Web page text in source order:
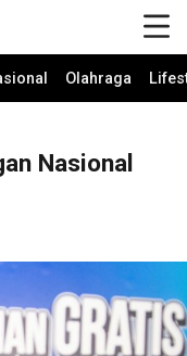
Olahraga
Nasional